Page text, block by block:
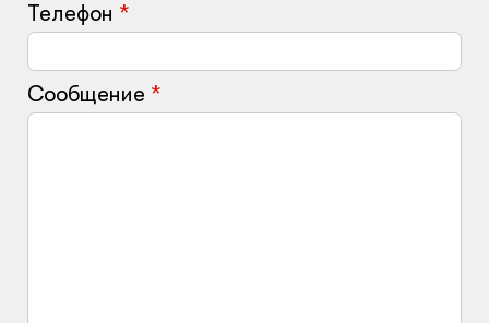
Сетевое оборудование
Телефон
Сообщение